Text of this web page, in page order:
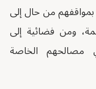
بمواقفهم من حال إلى
ومن فضائية إلى
الخاصة